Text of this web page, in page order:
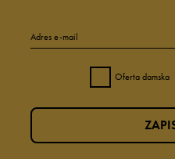
4
Adres e-mail
Oferta damska